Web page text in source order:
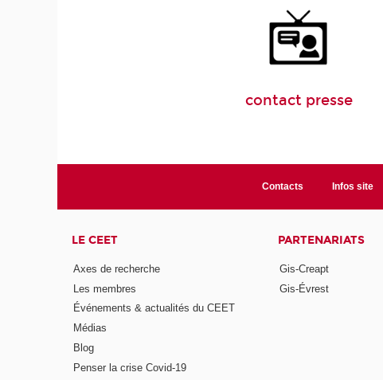
contact presse
Contacts Infos site
LE CEET
Axes de recherche
Les membres
Événements & actualités du CEET
Médias
Blog
Penser la crise Covid-19
PARTENARIATS
Gis-Creapt
Gis-Évrest